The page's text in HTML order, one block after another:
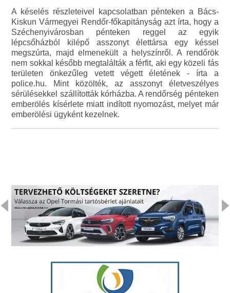
A késelés részleteivel kapcsolatban pénteken a Bács-
Kiskun Vármegyei Rendőr-főkapitányság azt írta, hogy a
Széchenyivárosban pénteken reggel az egyik
lépcsőházból kilépő asszonyt élettársa egy késsel
megszúrta, majd elmenekült a helyszínről. A rendőrök
nem sokkal később megtalálták a férfit, aki egy közeli fás
területen önkezűleg vetett végett életének - írta a
police.hu. Mint közölték, az asszonyt életveszélyes
sérülésekkel szállították kórházba. A rendőrség pénteken
emberölés kísérlete miatt indított nyomozást, melyet már
emberölési ügyként kezelnek.